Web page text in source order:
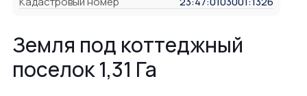
Земля под коттеджный
поселок 1,31 Га